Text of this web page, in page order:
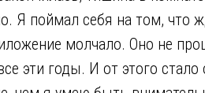
Я поймал себя на том, что
молчало. Оно не
эти годы. И от этого